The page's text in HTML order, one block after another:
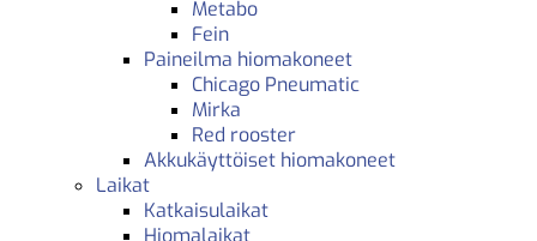
Metabo
Fein
Paineilma hiomakoneet
Chicago Pneumatic
Mirka
Red rooster
Akkukäyttöiset hiomakoneet
Laikat
Katkaisulaikat
Hiomalaikat